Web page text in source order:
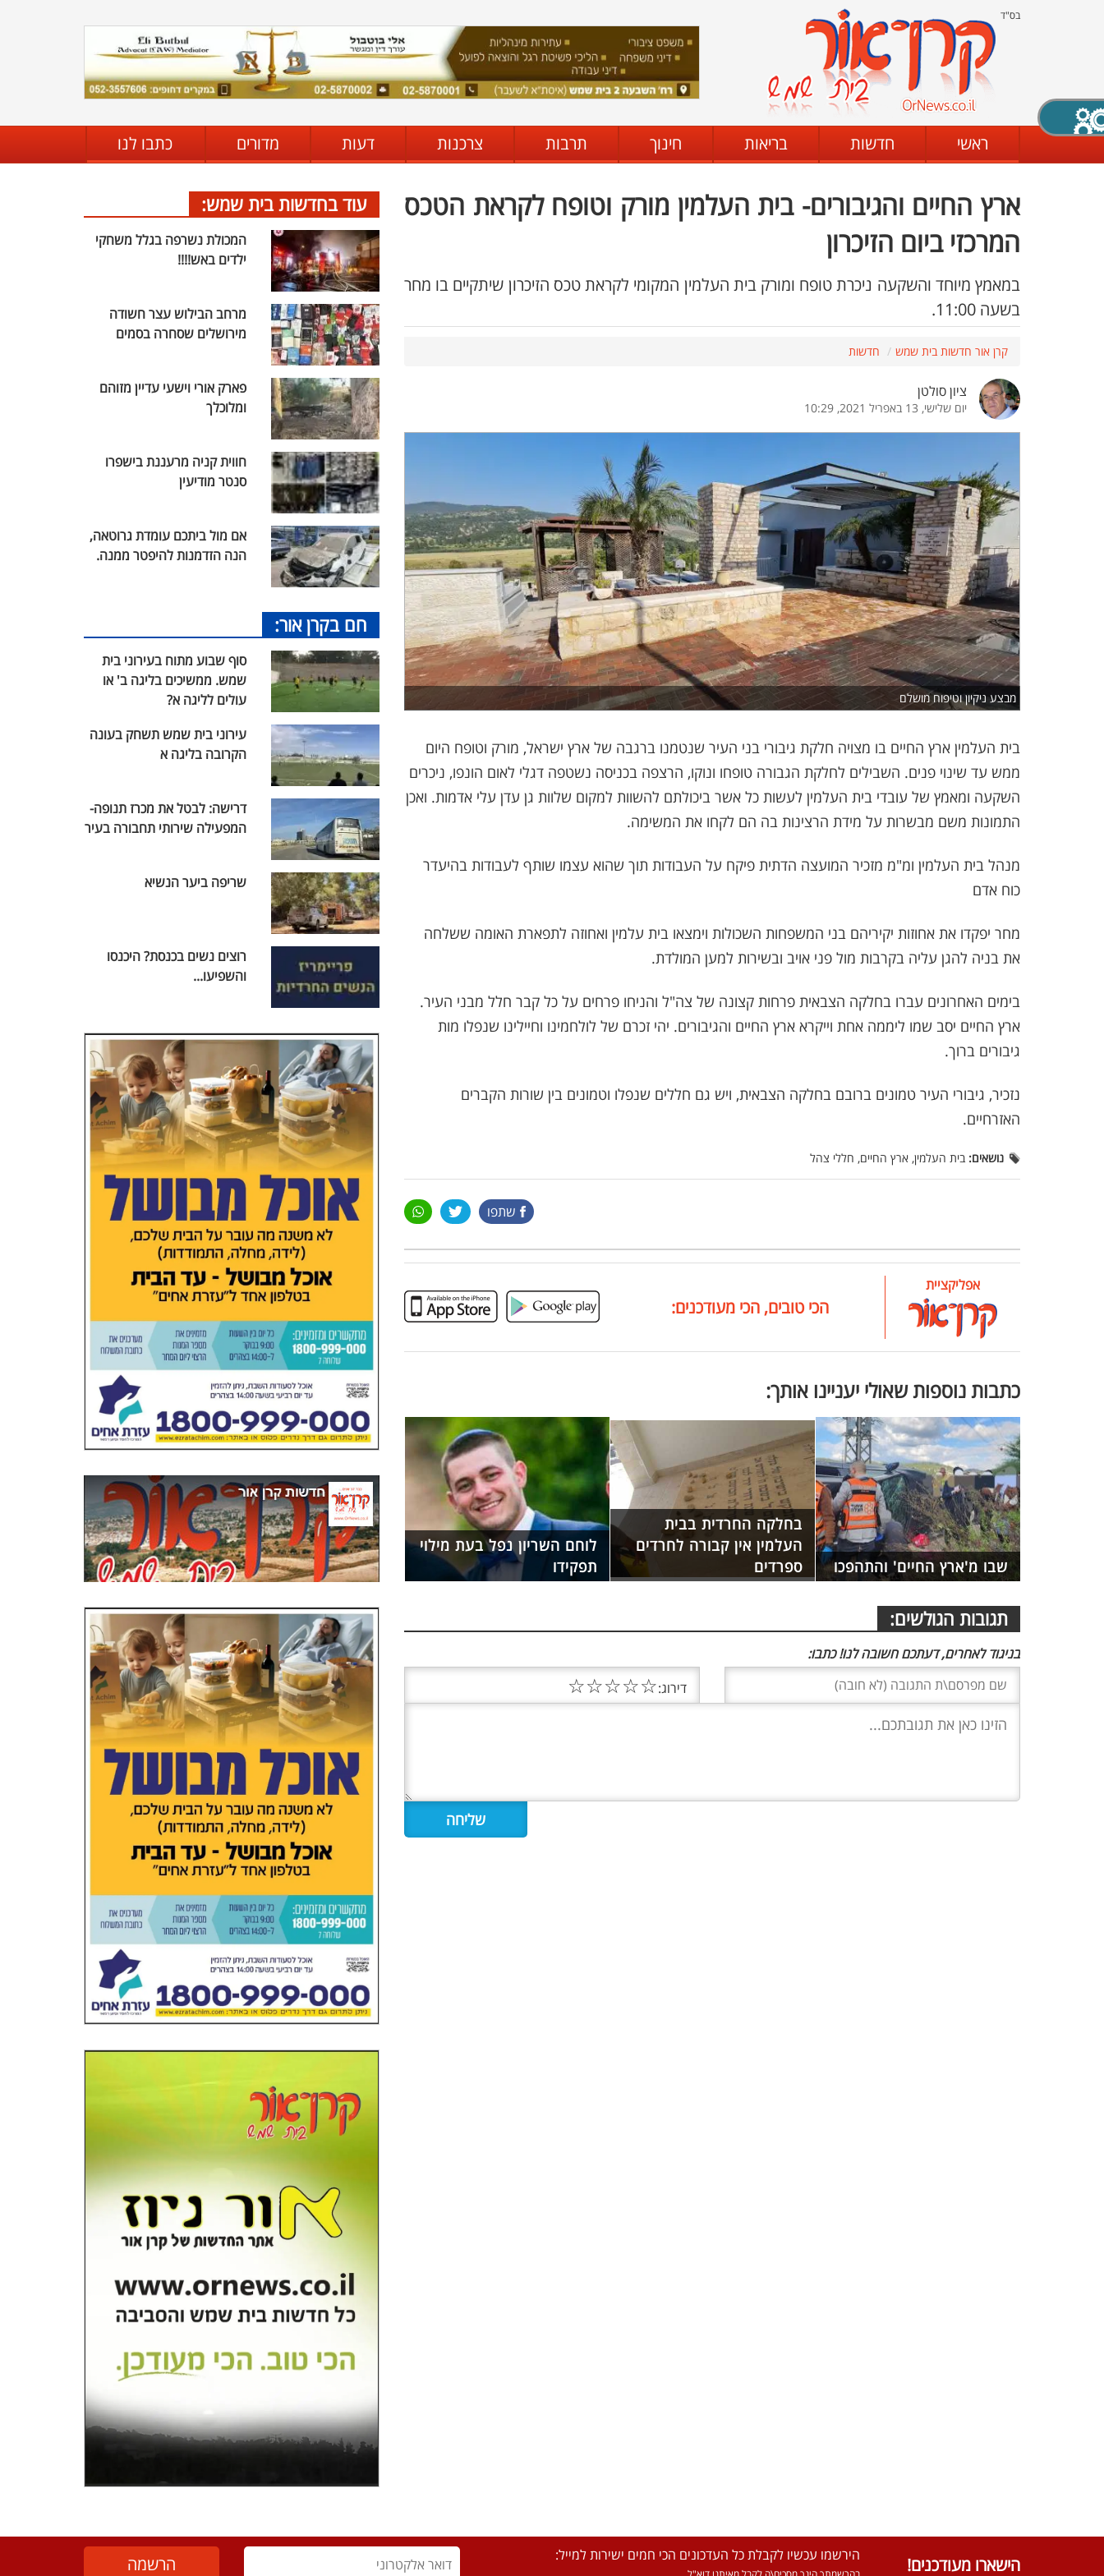
בס"ד
ראשי חדשות בריאות חינוך תרבות צרכנות דעות מדורים כתבו לנו
ארץ החיים והגיבורים- בית העלמין מורק וטופח לקראת הטכס
המרכזי ביום הזיכרון
במאמץ מיוחד והשקעה ניכרת טופח ומורק בית העלמין המקומי לקראת טכס הזיכרון שיתקיים בו מחר
בשעה 11:00.
קרן אור חדשות בית שמש חדשות
ציון סולטן
יום שלישי, 13 באפריל 2021, 10:29
מבצע ניקיון וטיפוח מושלם
בית העלמין ארץ החיים בו מצויה חלקת גיבורי בני העיר שנטמנו ברגבה של ארץ ישראל, מורק וטופח היום
ממש עד שינוי פנים. השבילים לחלקת הגבורה טופחו ונוקו, הרצפה בכניסה נשטפה דגלי לאום הונפו, ניכרים
השקעה ומאמץ של עובדי בית העלמין לעשות כל אשר ביכולתם להשוות למקום שלוות גן עדן עלי אדמות. ואכן
התמונות משם מבשרות על מידת הרצינות בה הם לקחו את המשימה.
מנהל בית העלמין ומ"מ מזכיר המועצה הדתית פיקח על העבודות תוך שהוא עצמו שותף לעבודות בהיעדר
כוח אדם
מחר יפקדו את אחוזות יקיריהם בני המשפחות השכולות וימצאו בית עלמין ואחוזה לתפארת האומה ששלחה
את בניה להגן עליה בקרבות מול פני אויב ובשירות למען המולדת.
בימים האחרונים עברו בחלקה הצבאית פרחות קצונה של צה"ל והניחו פרחים על כל קבר חלל מבני העיר.
ארץ החיים יסב שמו ליממה אחת וייקרא ארץ החיים והגיבורים. יהי זכרם של לולחמינו וחיילינו שנפלו מות
גיבורים ברוך.
נזכיר, גיבורי העיר טמונים ברובם בחלקה הצבאית, ויש גם חללים שנפלו וטמונים בין שורות הקברים
האזרחיים.
נושאים: בית העלמין, ארץ החיים, חללי צהל
שתפו
אפליקציית
הכי טובים, הכי מעודכנים:
כתבות נוספות שאולי יעניינו אותך:
שבו מ'ארץ החיים' והתהפכו
בחלקה החרדית בבית
העלמין אין קבורה לחרדים
ספרדים
לוחם השריון נפל בעת מילוי
תפקידו
תגובות הגולשים:
בניגוד לאחרים, דעתכם חשובה לנו! כתבו:
דירוג:☆
☆
☆
☆
☆
עוד בחדשות בית שמש:
המכולת נשרפה בגלל משחקי
ילדים באש!!!!
מרחב הבילוש עצר חשודה
מירושלים שסחרה בסמים
פארק אורי וישעי עדיין מזוהם
ומלוכלך
חווית קניה מרעננת בישפרו
סנטר מודיעין
אם מול ביתכם עומדת גרוטאה,
הנה הזדמנות להיפטר ממנה.
חם בקרן אור:
סוף שבוע מתוח בעירוני בית
שמש. ממשיכים בליגה ב' או
עולים לליגה א?
עירוני בית שמש תשחק בעונה
הקרובה בליגה א
דרישה: לבטל את מכרז תנופה-
המפעילה שירותי תחבורה בעיר
שריפה ביער הנשיא
רוצים נשים בכנסת? היכנסו
והשפיעו...
הישארו מעודכנים! הירשמו עכשיו לקבלת כל העדכונים הכי חמים ישירות למייל:
X סגירה
מצב שחור - לבן קביעת ניגודיות
הגדלת האתר
הדגשת קישורים הדגשת כותרות
כיבוי הבהובים התאמת קריאה